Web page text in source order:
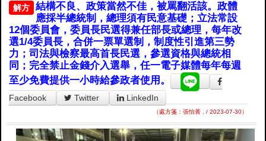
解方
結構不良、政策當然不佳，被罵翻活該。政體
應採半總統制，總理須有民意基礎；立法常設
12個委員會，委員長民選得兼任部長或總理，每年改
選1/4委員長，合併一票單選制，制度性引進第三勢
力；司法與檢察最高首長民選，參選資格與總統相
同；完全禁止金錢介入選舉，任一電子媒體每年每週
至少免費提供一小時給參政者使用。
Facebook Twitter LinkedIn
（處方箋：張怡菁 . / 2023-07-30）